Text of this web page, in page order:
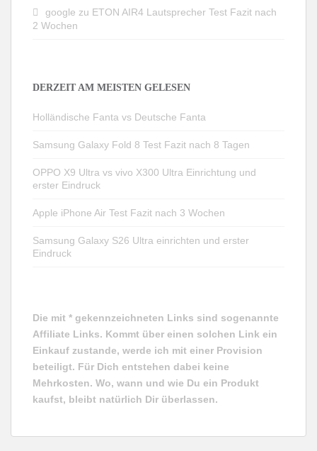
google zu ETON AIR4 Lautsprecher Test Fazit nach
2 Wochen
DERZEIT AM MEISTEN GELESEN
Holländische Fanta vs Deutsche Fanta
Samsung Galaxy Fold 8 Test Fazit nach 8 Tagen
OPPO X9 Ultra vs vivo X300 Ultra Einrichtung und
erster Eindruck
Apple iPhone Air Test Fazit nach 3 Wochen
Samsung Galaxy S26 Ultra einrichten und erster
Eindruck
Die mit * gekennzeichneten Links sind sogenannte
Affiliate Links. Kommt über einen solchen Link ein
Einkauf zustande, werde ich mit einer Provision
beteiligt. Für Dich entstehen dabei keine
Mehrkosten. Wo, wann und wie Du ein Produkt
kaufst, bleibt natürlich Dir überlassen.